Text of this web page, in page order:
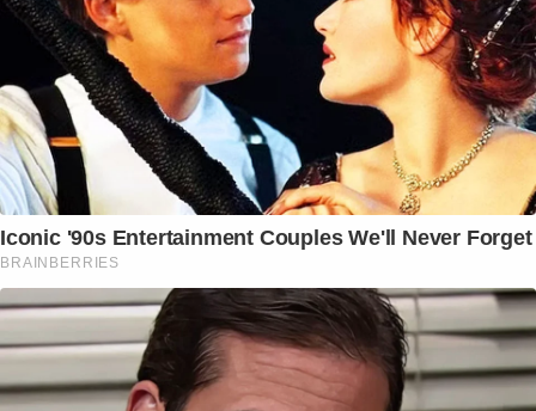
Iconic '90s Entertainment Couples We'll Never Forget
BRAINBERRIES